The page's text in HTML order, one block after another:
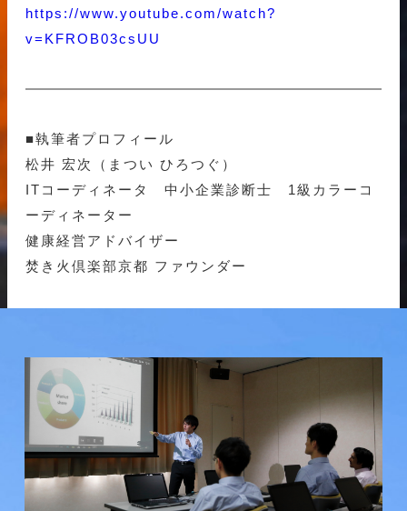
https://www.youtube.com/watch?
v=KFROB03csUU
■執筆者プロフィール
松井 宏次（まつい ひろつぐ）
ITコーディネータ 中小企業診断士 1級カラーコ
ーディネーター
健康経営アドバイザー
焚き火倶楽部京都 ファウンダー